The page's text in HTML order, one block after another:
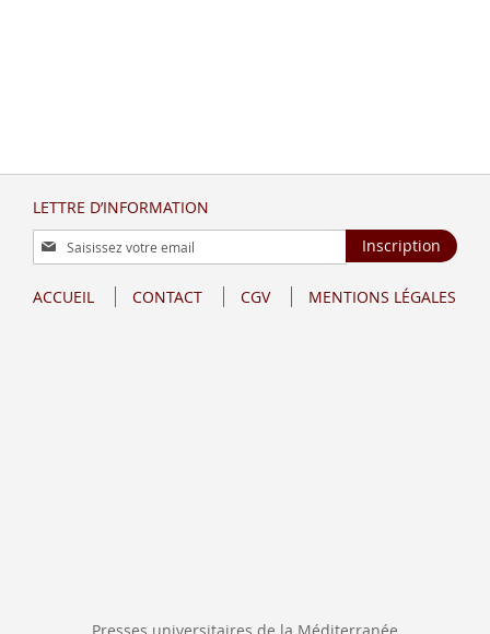
LETTRE D’INFORMATION
Inscription
à
lettre
Inscription
ACCUEIL CONTACT CGV MENTIONS LÉGALES
Presses universitaires de la Méditerranée